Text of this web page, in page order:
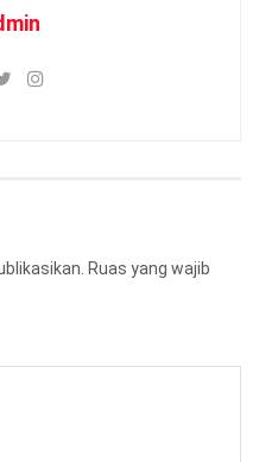
Ruas yang wajib